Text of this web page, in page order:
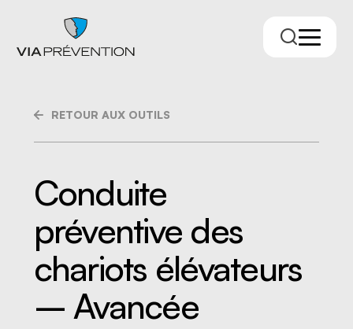
Trouver votre conseiller.ère
RETOUR AUX OUTILS
Conduite
préventive des
chariots élévateurs
– Avancée